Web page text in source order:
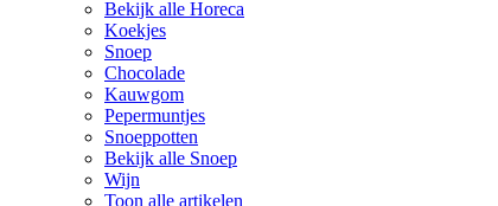
Bekijk alle Horeca
Koekjes
Snoep
Chocolade
Kauwgom
Pepermuntjes
Snoeppotten
Bekijk alle Snoep
Wijn
Toon alle artikelen